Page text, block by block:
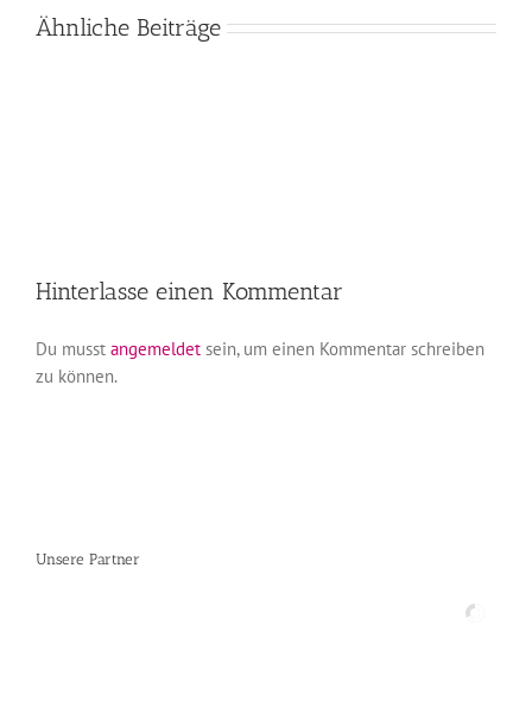
Ähnliche Beiträge
Hinterlasse einen Kommentar
Du musst angemeldet sein, um einen Kommentar schreiben
zu können.
Unsere Partner